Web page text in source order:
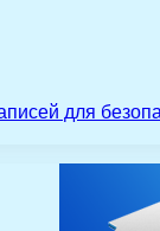
для